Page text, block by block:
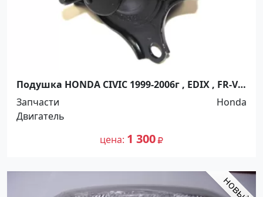
Подушка HONDA CIVIC 1999-2006г , EDIX , FR-V
2004- , STREAM 2000-2006г Краснодар
Запчасти
Honda
Двигатель
цена 1 300